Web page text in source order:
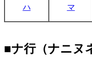
ハ マ
■ナ行（ナニヌ